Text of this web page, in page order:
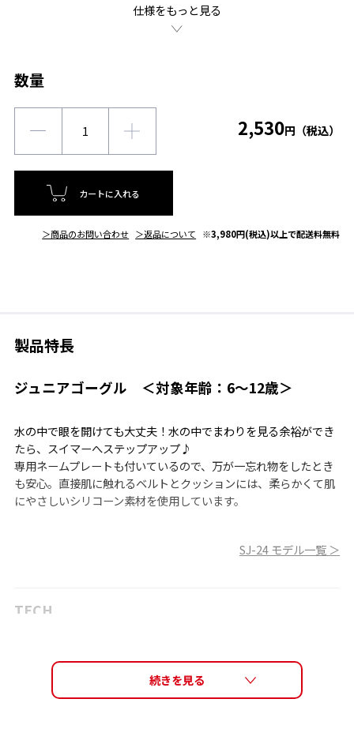
仕様をもっと見る
数量
2,530円（税込）
カートに入れる
＞商品のお問い合わせ ＞返品について ※3,980円(税込)以上で配送料無料
製品特長
ジュニアゴーグル ＜対象年齢：6～12歳＞
水の中で眼を開けても大丈夫！水の中でまわりを見る余裕ができ
たら、スイマーへステップアップ♪
専用ネームプレートも付いているので、万が一忘れ物をしたとき
も安心。直接肌に触れるベルトとクッションには、柔らかくて肌
にやさしいシリコーン素材を使用しています。
SJ-24 モデル一覧 ＞
TECH
肌に直接触れるベルトとクッションには、柔らかくて肌にやさし
いシリコーン素材を使用しています。